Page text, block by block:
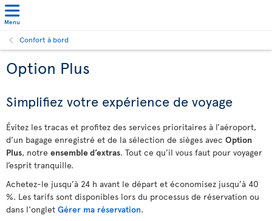
Menu
Confort à bord
Option Plus
Simplifiez votre expérience de voyage
Évitez les tracas et profitez des services prioritaires à l’aéroport,
d’un bagage enregistré et de la sélection de sièges avec Option
Plus, notre ensemble d’extras. Tout ce qu’il vous faut pour voyager
l’esprit tranquille.
Achetez-le jusqu’à 24 h avant le départ et économisez jusqu’à 40
%. Les tarifs sont disponibles lors du processus de réservation ou
dans l'onglet Gérer ma réservation.